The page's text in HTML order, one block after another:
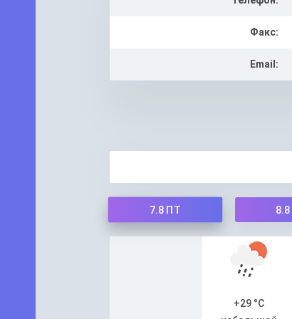
Факс:
Email:
7.8 ПТ 8.8
+29 °C